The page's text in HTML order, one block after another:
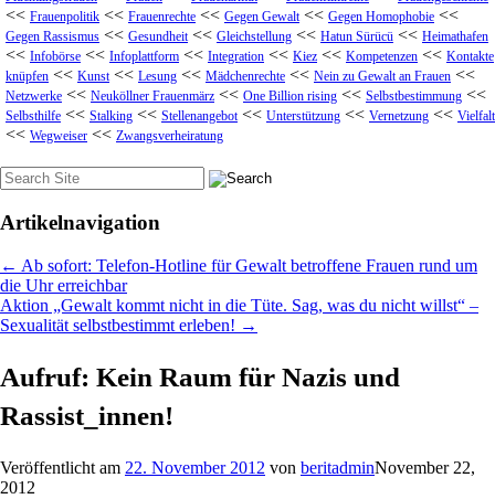
<< Frauenpolitik << Frauenrechte << Gegen Gewalt << Gegen Homophobie <<
Gegen Rassismus << Gesundheit << Gleichstellung << Hatun Sürücü << Heimathafen
<< Infobörse << Infoplattform << Integration << Kiez << Kompetenzen << Kontakte
knüpfen << Kunst << Lesung << Mädchenrechte << Nein zu Gewalt an Frauen <<
Netzwerke << Neuköllner Frauenmärz << One Billion rising << Selbstbestimmung <<
Selbsthilfe << Stalking << Stellenangebot << Unterstützung << Vernetzung << Vielfalt
<< Wegweiser << Zwangsverheiratung
Suche
nach:
Artikelnavigation
← Ab sofort: Telefon-Hotline für Gewalt betroffene Frauen rund um
die Uhr erreichbar
Aktion „Gewalt kommt nicht in die Tüte. Sag, was du nicht willst“ –
Sexualität selbstbestimmt erleben! →
Aufruf: Kein Raum für Nazis und
Rassist_innen!
Veröffentlicht am 22. November 2012 von beritadminNovember 22,
2012